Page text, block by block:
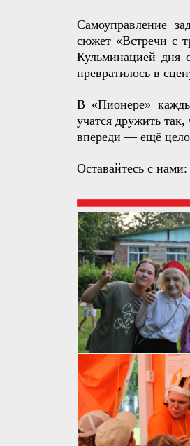
Самоуправление
сюжет «Встречи с
Кульминацией дня
превратилось в
В «Пионере»
учатся дружить
впереди — ещё
Оставайтесь с